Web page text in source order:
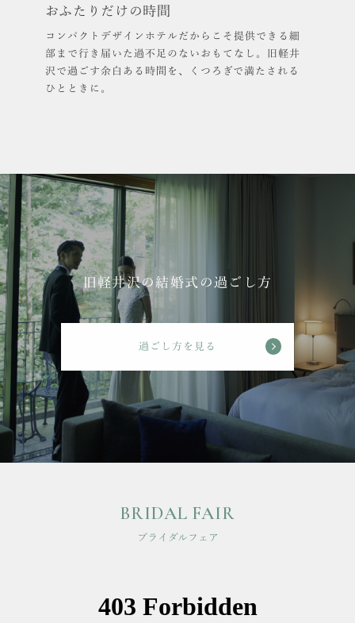
おふたりだけの時間
コンパクトデザインホテルだからこそ提供できる細
部まで行き届いた過不足のないおもてなし。旧軽井
沢で過ごす余白ある時間を、くつろぎで満たされる
ひとときに。
旧軽井沢の結婚式の過ごし方
過ごし方を見る
BRIDAL FAIR
ブライダルフェア